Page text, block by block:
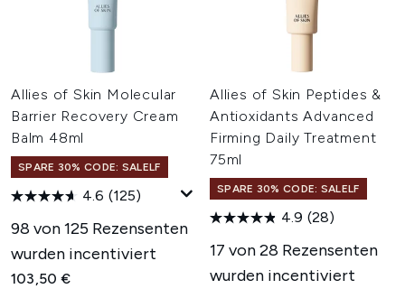
Allies of Skin Molecular
Barrier Recovery Cream
Balm 48ml
SPARE 30% CODE: SALELF
4.6 (125)
98 von 125 Rezensenten
wurden incentiviert
103,50 €
Allies of Skin Peptides &
Antioxidants Advanced
Firming Daily Treatment
75ml
SPARE 30% CODE: SALELF
4.9 (28)
17 von 28 Rezensenten
wurden incentiviert